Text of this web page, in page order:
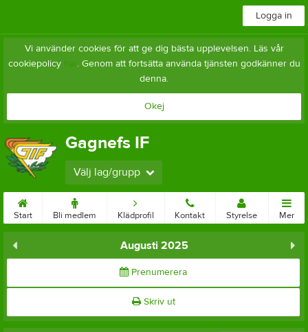
Logga in
Vi använder cookies för att ge dig bästa upplevelsen. Läs vår
cookiepolicy här. Genom att fortsätta använda tjänsten godkänner du
denna.
Okej
Gagnefs IF
Välj lag/grupp
Start Bli medlem Klädprofil Kontakt Styrelse Mer
Augusti 2025
Prenumerera
Skriv ut